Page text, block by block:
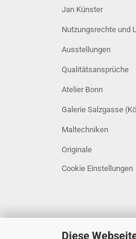
Diese
Jan Künster
Nutzungsrechte und
Ausstellungen
Qualitätsansprüche
Atelier Bonn
Galerie Salzgasse
Maltechniken
Originale
Cookie Einstellungen